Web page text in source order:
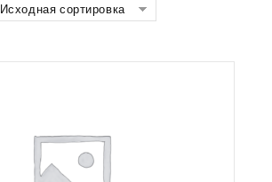
Исходная сортировка